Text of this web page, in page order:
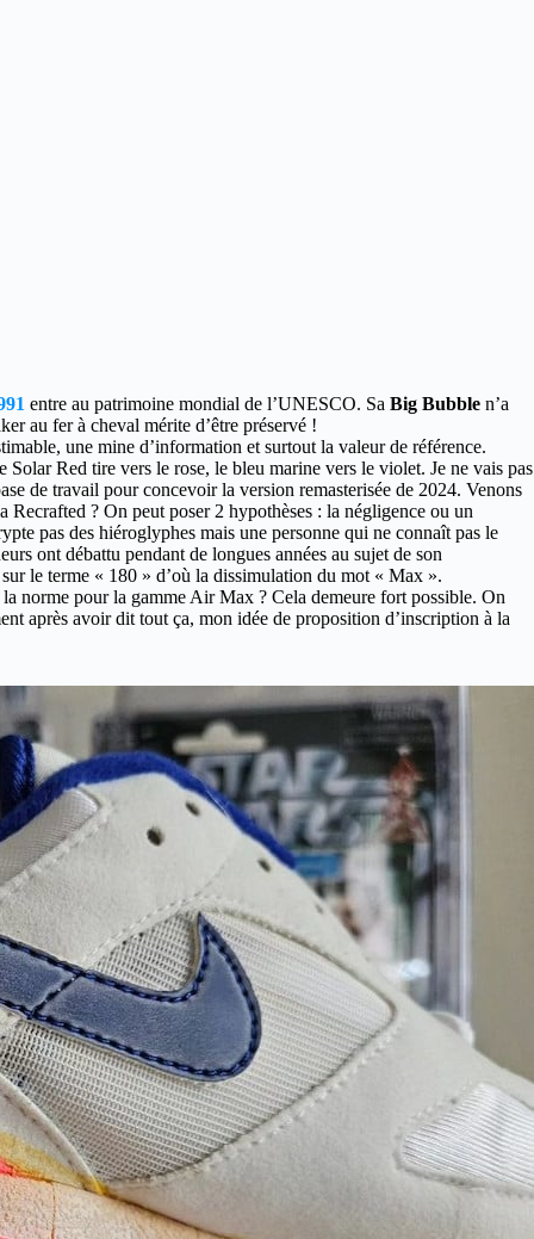
entre au patrimoine mondial de l’UNESCO. Sa Big Bubble n’a
au fer à cheval mérite d’être préservé !
une mine d’information et surtout la valeur de référence.
Red tire vers le rose, le bleu marine vers le violet. Je ne vais pas
de travail pour concevoir la version remasterisée de 2024. Venons
? On peut poser 2 hypothèses : la négligence ou un
pas des hiéroglyphes mais une personne qui ne connaît pas le
ont débattu pendant de longues années au sujet de son
le terme « 180 » d’où la dissimulation du mot « Max ».
norme pour la gamme Air Max ? Cela demeure fort possible. On
après avoir dit tout ça, mon idée de proposition d’inscription à la